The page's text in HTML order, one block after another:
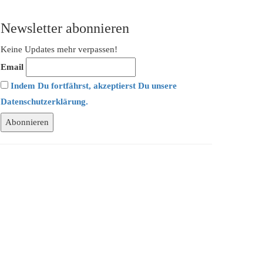
Newsletter abonnieren
Keine Updates mehr verpassen!
Email
Indem Du fortfährst, akzeptierst Du unsere
Datenschutzerklärung.